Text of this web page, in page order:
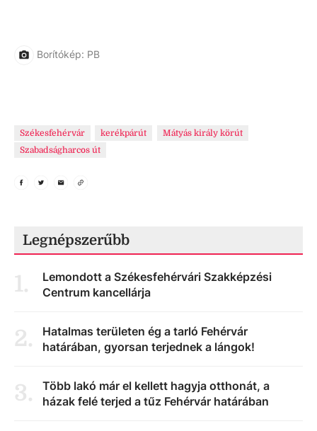
Borítókép: PB
Székesfehérvár kerékpárút
Mátyás király körút
Szabadságharcos út
Legnépszerűbb
1.
Lemondott a Székesfehérvári Szakképzési
Centrum kancellárja
2.
Hatalmas területen ég a tarló Fehérvár
határában, gyorsan terjednek a lángok!
3.
Több lakó már el kellett hagyja otthonát, a
házak felé terjed a tűz Fehérvár határában